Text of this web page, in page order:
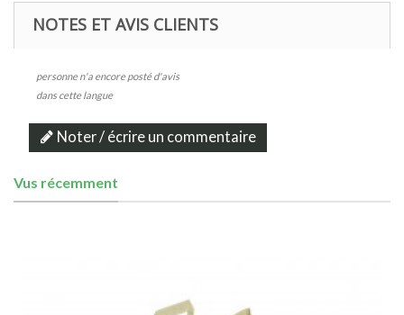
NOTES ET AVIS CLIENTS
personne n'a encore posté d'avis
dans cette langue
Noter / écrire un commentaire
Vus récemment